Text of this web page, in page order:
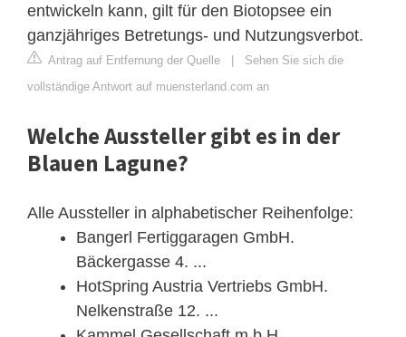
entwickeln kann, gilt für den Biotopsee ein
ganzjähriges Betretungs- und Nutzungsverbot.
Antrag auf Entfernung der Quelle | Sehen Sie sich die
vollständige Antwort auf muensterland.com an
Welche Aussteller gibt es in der
Blauen Lagune?
Alle Aussteller in alphabetischer Reihenfolge:
Bangerl Fertiggaragen GmbH.
Bäckergasse 4. ...
HotSpring Austria Vertriebs GmbH.
Nelkenstraße 12. ...